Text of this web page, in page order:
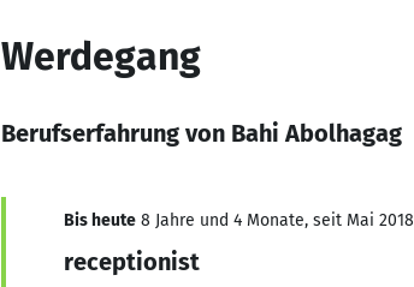
Werdegang
Berufserfahrung von Bahi Abolhagag
Bis heute 8 Jahre und 4 Monate, seit Mai 2018
receptionist